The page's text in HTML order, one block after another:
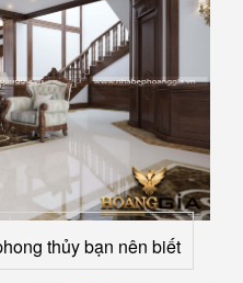
thủy bạn nên biết